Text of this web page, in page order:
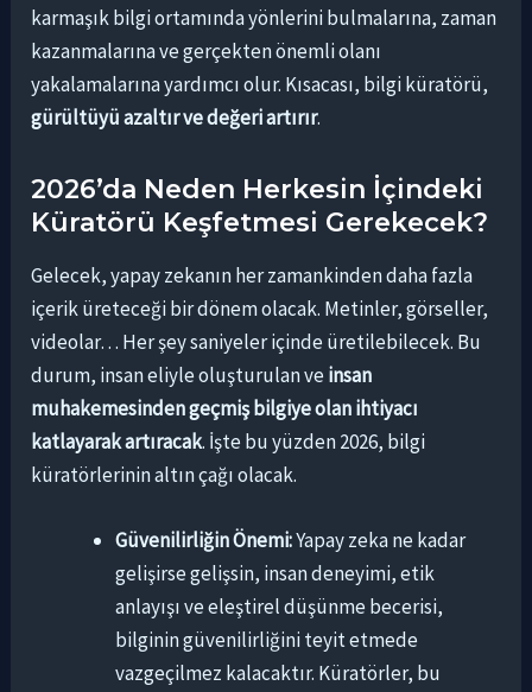
karmaşık bilgi ortamında yönlerini bulmalarına, zaman
kazanmalarına ve gerçekten önemli olanı
yakalamalarına yardımcı olur. Kısacası, bilgi küratörü,
gürültüyü azaltır ve değeri artırır.
2026’da Neden Herkesin İçindeki
Küratörü Keşfetmesi Gerekecek?
Gelecek, yapay zekanın her zamankinden daha fazla
içerik üreteceği bir dönem olacak. Metinler, görseller,
videolar… Her şey saniyeler içinde üretilebilecek. Bu
durum, insan eliyle oluşturulan ve insan
muhakemesinden geçmiş bilgiye olan ihtiyacı
katlayarak artıracak. İşte bu yüzden 2026, bilgi
küratörlerinin altın çağı olacak.
Güvenilirliğin Önemi:Yapay zeka ne kadar
gelişirse gelişsin, insan deneyimi, etik
anlayışı ve eleştirel düşünme becerisi,
bilginin güvenilirliğini teyit etmede
vazgeçilmez kalacaktır. Küratörler, bu